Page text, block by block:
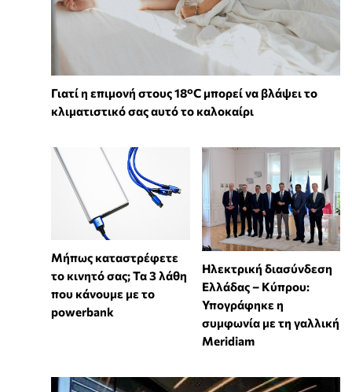
Γιατί η επιμονή στους 18°C μπορεί να βλάψει το
κλιματιστικό σας αυτό το καλοκαίρι
Μήπως καταστρέφετε
το κινητό σας; Τα 3 λάθη
που κάνουμε με το
powerbank
Ηλεκτρική διασύνδεση
Ελλάδας – Κύπρου:
Υπογράφηκε η
συμφωνία με τη γαλλική
Meridiam